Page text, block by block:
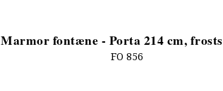
Marmor fontæne - Porta 214 cm,
FO 856